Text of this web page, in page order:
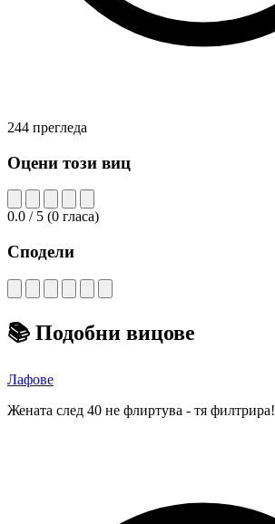
244 прегледа
Оцени този виц
0.0 / 5 (0 гласа)
Сподели
📚 Подобни вицове
Лафове
Жената след 40 не флиртува - тя филтрира!